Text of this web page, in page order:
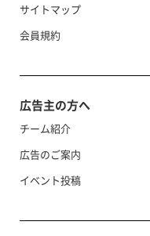
サイトマップ
会員規約
広告主の方へ
チーム紹介
広告のご案内
イベント投稿